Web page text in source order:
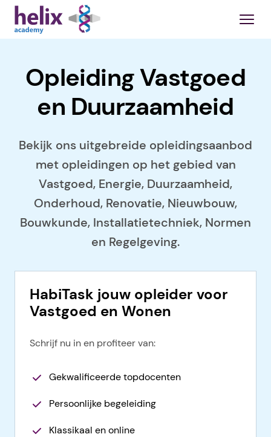
Opleiding Vastgoed
en Duurzaamheid
Bekijk ons uitgebreide opleidingsaanbod
met opleidingen op het gebied van
Vastgoed, Energie, Duurzaamheid,
Onderhoud, Renovatie, Nieuwbouw,
Bouwkunde, Installatietechniek, Normen
en Regelgeving.
HabiTask jouw opleider voor
Vastgoed en Wonen
Schrijf nu in en profiteer van:
Gekwalificeerde topdocenten
Persoonlijke begeleiding
Klassikaal en online